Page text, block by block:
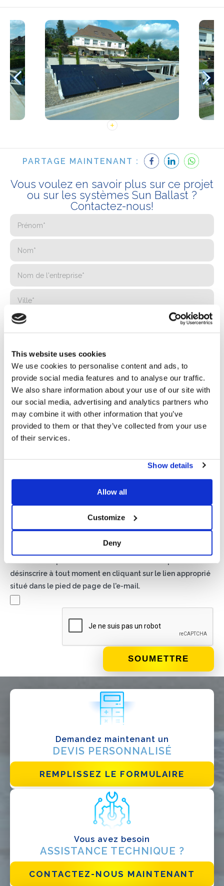
This website uses cookies
We use cookies to personalise content and ads, to
provide social media features and to analyse our traffic.
We also share information about your use of our site with
our social media, advertising and analytics partners who
may combine it with other information that you’ve
provided to them or that they’ve collected from your use
of their services.
Show details
Allow all
Customize
Deny
PARTAGE MAINTENANT :
Vous voulez en savoir plus sur ce projet
ou sur les systèmes Sun Ballast ?
Contactez-nous!
politique de confidentialité
matériel publicitaire sur les produits et services fournis par
désinscrire à tout moment en cliquant sur le lien approprié
situé dans le pied de page de l'e-mail.
Demandez maintenant un
DEVIS PERSONNALISÉ
REMPLISSEZ LE FORMULAIRE
Vous avez besoin
ASSISTANCE TECHNIQUE ?
CONTACTEZ-NOUS MAINTENANT
Installateur
Designer
Distributeur
J'ai lu et j'accepte lapolitique de confidentialité*